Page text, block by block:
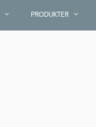
PRODUKTER